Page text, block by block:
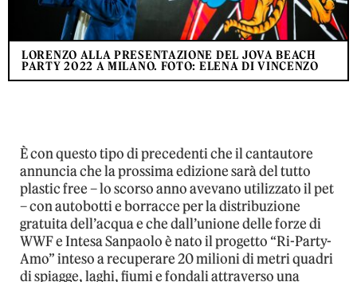
LORENZO ALLA PRESENTAZIONE DEL JOVA BEACH
PARTY 2022 A MILANO. FOTO: ELENA DI VINCENZO
È con questo tipo di precedenti che il cantautore
annuncia che la prossima edizione sarà del tutto
plastic free – lo scorso anno avevano utilizzato il pet
– con autobotti e borracce per la distribuzione
gratuita dell’acqua e che dall’unione delle forze di
WWF e Intesa Sanpaolo è nato il progetto “Ri-Party-
Amo” inteso a recuperare 20 milioni di metri quadri
di spiagge, laghi, fiumi e fondali attraverso una